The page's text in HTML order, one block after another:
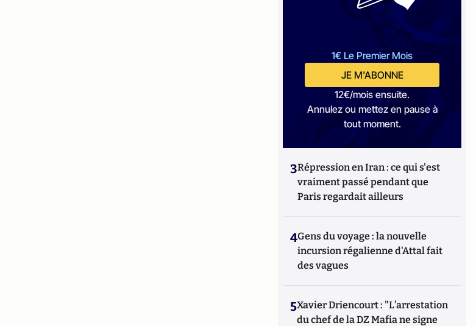
1€ Le Premier Mois
JE M'ABONNE
12€/mois ensuite.
Annulez ou mettez en pause à
tout moment.
3Répression en Iran : ce qui s'est
vraiment passé pendant que
Paris regardait ailleurs
4Gens du voyage : la nouvelle
incursion régalienne d'Attal fait
des vagues
5Xavier Driencourt : "L’arrestation
du chef de la DZ Mafia ne signe